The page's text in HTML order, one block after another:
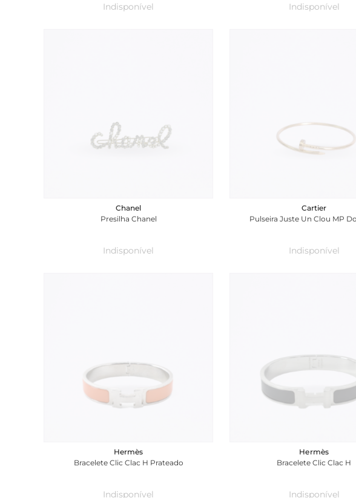
Indisponível Indisponível
Chanel
Presilha Chanel
Indisponível
Cartier
Pulseira Juste Un Clou MP
Indisponível
Hermès
Bracelete Clic Clac H Prateado
Indisponível
Hermès
Bracelete Clic Clac H
Indisponível